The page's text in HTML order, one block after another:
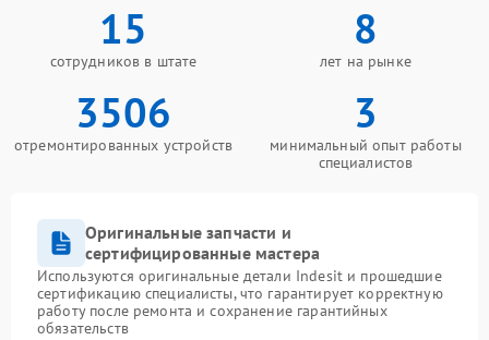
15
сотрудников в штате
8
лет на рынке
3506
отремонтированных устройств
3
минимальный опыт работы
специалистов
Оригинальные запчасти и
сертифицированные мастера
Используются оригинальные детали Indesit и прошедшие
сертификацию специалисты, что гарантирует корректную
работу после ремонта и сохранение гарантийных
обязательств